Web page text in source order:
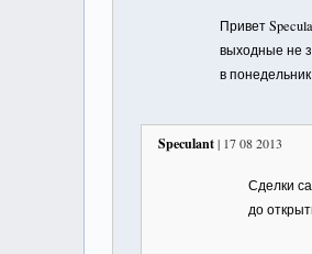
Привет
выходные не
в
Speculant| 17 08 2013
Сделки
до